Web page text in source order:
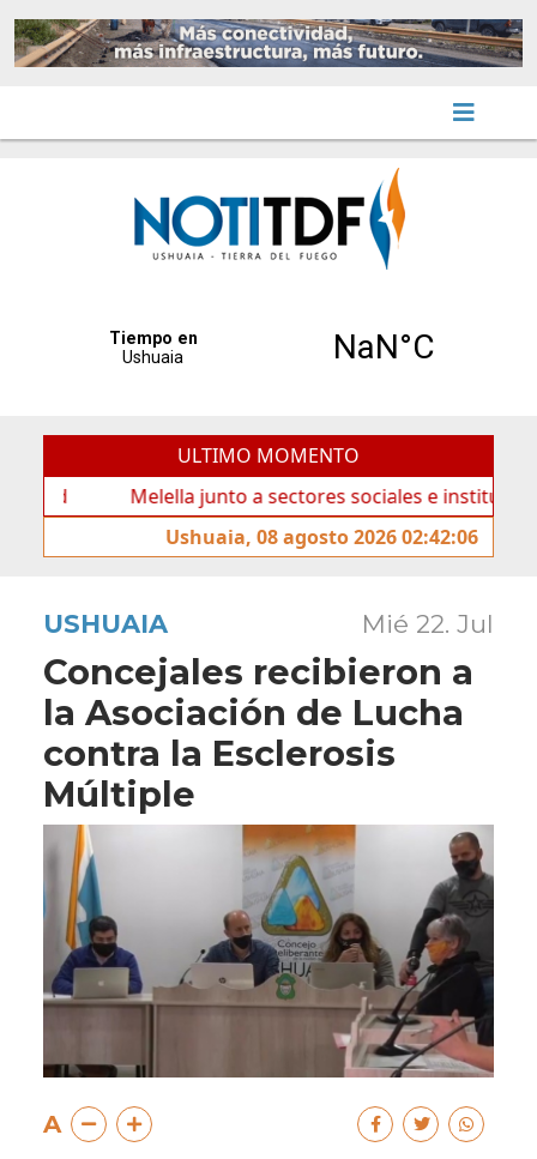
ULTIMO MOMENTO
Melella junto a sectores sociales e institucionales
Ushuaia, 08 agosto 2026 02:42:06
USHUAIA Mié 22. Jul
Concejales recibieron a
la Asociación de Lucha
contra la Esclerosis
Múltiple
A